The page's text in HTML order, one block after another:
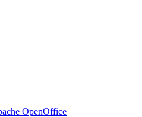
OpenOffice